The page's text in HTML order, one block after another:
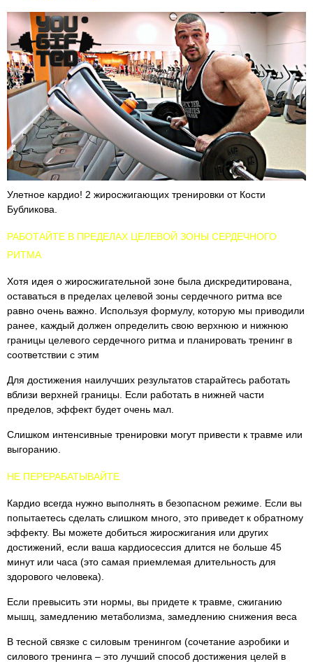
Улетное кардио! 2 жиросжигающих тренировки от Кости
Бубликова.
РАБОТАЙТЕ В ПРЕДЕЛАХ ЦЕЛЕВОЙ ЗОНЫ СЕРДЕЧНОГО
РИТМА
Хотя идея о жиросжигательной зоне была дискредитирована,
оставаться в пределах целевой зоны сердечного ритма все
равно очень важно. Используя формулу, которую мы приводили
ранее, каждый должен определить свою верхнюю и нижнюю
границы целевого сердечного ритма и планировать тренинг в
соответствии с этим
Для достижения наилучших результатов старайтесь работать
вблизи верхней границы. Если работать в нижней части
пределов, эффект будет очень мал.
Слишком интенсивные тренировки могут привести к травме или
выгоранию.
НЕ ПЕРЕРАБАТЫВАЙТЕ
Кардио всегда нужно выполнять в безопасном режиме. Если вы
попытаетесь сделать слишком много, это приведет к обратному
эффекту. Вы можете добиться жиросжигания или других
достижений, если ваша кардиосессия длится не больше 45
минут или часа (это самая приемлемая длительность для
здорового человека).
Если превысить эти нормы, вы придете к травме, сжиганию
мышц, замедлению метаболизма, замедлению снижения веса
В тесной связке с силовым тренингом (сочетание аэробики и
силового тренинга – это лучший способ достижения целей в